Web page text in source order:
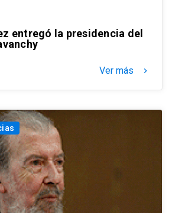
entregó la presidencia del
Ver más keyboard_arrow_right